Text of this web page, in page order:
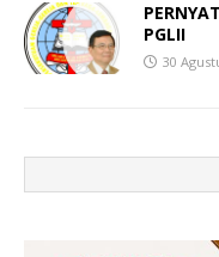
PGLII
30